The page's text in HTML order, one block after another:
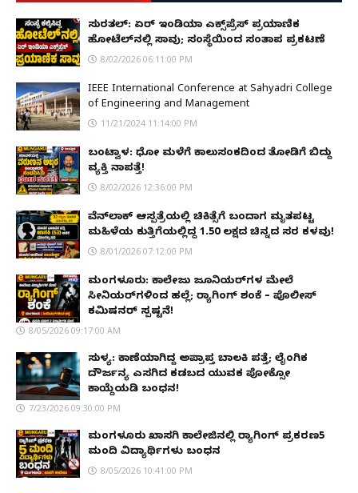
ಸುರತ್ಕಲ್: ಏರ್ ಇಂಡಿಯಾ ಎಕ್ಸ್‌ಪ್ರೆಸ್ ಪ್ರಯಾಣಿಕ
ಹೋಟೆಲ್‌ನಲ್ಲಿ ಸಾವು; ಸಂಸ್ಥೆಯಿಂದ ಸಂತಾಪ ಪ್ರಕಟಣೆ
8/02/2026 06:11:00 PM
IEEE International Conference at Sahyadri College
of Engineering and Management
11/21/2024 11:14:00 PM
ಬಂಟ್ವಾಳ: ಧೋ ಮಳೆಗೆ ಕಾಲುಸಂಕದಿಂದ ತೋಡಿಗೆ ಬಿದ್ದು
ವ್ಯಕ್ತಿ ನಾಪತ್ತೆ!
8/02/2026 12:36:00 PM
ವೆನ್‌ಲಾಕ್ ಆಸ್ಪತ್ರೆಯಲ್ಲಿ ಚಿಕಿತ್ಸೆಗೆ ಬಂದಾಗ ಮೃತಪಟ್ಟ
ಮಹಿಳೆಯ ಕುತ್ತಿಗೆಯಲ್ಲಿದ್ದ ₹1.50 ಲಕ್ಷದ ಚಿನ್ನದ ಸರ ಕಳವು!
8/01/2026 07:12:00 PM
ಮಂಗಳೂರು: ಕಾಲೇಜು ಜೂನಿಯರ್‌ಗಳ ಮೇಲೆ
ಸೀನಿಯರ್‌ಗಳಿಂದ ಹಲ್ಲೆ; ರ‌್ಯಾಗಿಂಗ್ ಶಂಕೆ – ಪೊಲೀಸ್
ಕಮಿಷನರ್ ಸ್ಪಷ್ಟನೆ!
8/05/2026 09:17:00 AM
ಸುಳ್ಯ: ಕಾಣೆಯಾಗಿದ್ದ ಅಪ್ರಾಪ್ತ ಬಾಲಕಿ ಪತ್ತೆ; ಲೈಂಗಿಕ
ದೌರ್ಜನ್ಯ ಎಸಗಿದ ಕಡಬದ ಯುವಕ ಪೋಕ್ಸೋ
ಕಾಯ್ದೆಯಡಿ ಬಂಧನ!
7/23/2026 09:30:00 PM
ಮಂಗಳೂರು ಖಾಸಗಿ ಕಾಲೇಜಿನಲ್ಲಿ ರ‌್ಯಾಗಿಂಗ್ ಪ್ರಕರಣ5
ಮಂದಿ ವಿದ್ಯಾರ್ಥಿಗಳು ಬಂಧನ
8/05/2026 10:41:00 PM